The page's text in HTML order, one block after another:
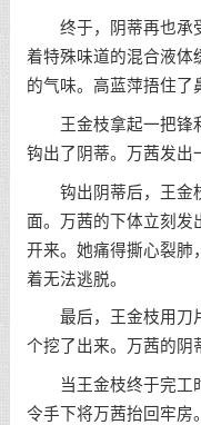
终于，阴蒂再也承受
着特殊味道的混合液体
的气味。高蓝萍捂住了
王金枝拿起一把锋利
钩出了阴蒂。万茜发出
钩出阴蒂后，王金枝
面。万茜的下体立刻发
开来。她痛得撕心裂肺
着无法逃脱。
最后，王金枝用刀片
个挖了出来。万茜的阴
当王金枝终于完工时
令手下将万茜抬回牢房